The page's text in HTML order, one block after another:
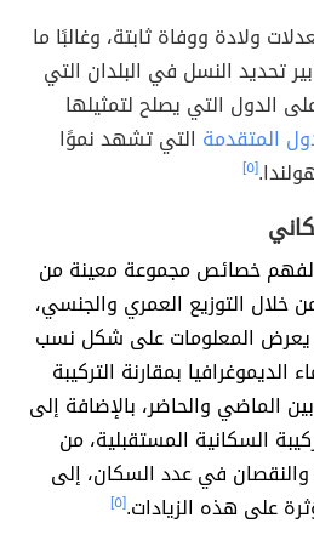
ولادة ووفاة ثابتة، وغالبًا ما
تحديد النسل في البلدان التي
الدول التي يصلح لتمثيلها
المتقدمة التي تشهد نموًا
[٥]
خصائص مجموعة معينة من
خلال التوزيع العمري والجنسي،
يعرض المعلومات على شكل نسب
الديموغرافيا بمقارنة التركيبة
الماضي والحاضر، بالإضافة إلى
السكانية المستقبلية، من
في عدد السكان، إلى
على هذه الزيادات.[٥]